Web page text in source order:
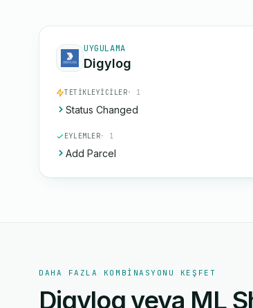
UYGULAMA
Digylog
TETIKLEYICILER· 1
Status Changed
EYLEMLER· 1
Add Parcel
DAHA FAZLA KOMBINASYONU KEŞFET
Digylog veya ML